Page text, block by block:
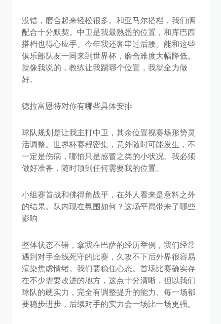
没错，磨合起来轻松很多。和亚马尔搭档，我们俩
配合十分默契。中卫是我最熟悉的位置，和库巴西
搭档也得心应手。今年我还客串过后腰。能和这些
俱乐部队友一同来到世界杯，磨合难度大幅降低。
就像我说的，教练让我踢哪个位置，我就全力做
好。
德拉富恩特对你有哪些具体安排
球队规划是让我主打中卫，其余位置视赛场形势灵
活调整。世界杯赛程密集，意外随时可能发生，不
一定是伤病，哪怕只是感冒之类的小状况。我必须
做好准备，随时顶到任何需要我的位置。
小组赛首战和佛得角战平，在外人看来是意料之外
的结果。队内现在氛围如何？这场平局带来了哪些
影响
整体状态不错，拿我在巴萨的经历举例，我们经常
遇到对手全线死守的比赛，久攻不下后外界很容易
渲染焦虑情绪。我们要稳住心态。首场比赛确实存
在不少需要改进的地方，这点十分清晰，但以我们
球队的硬实力，完全有调整提升的能力。每一场都
要稳步进步，后续对手的实力会一场比一场更强。